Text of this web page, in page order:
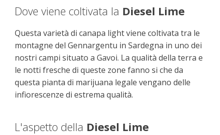
Dove viene coltivata la Diesel Lime
Questa varietà di canapa light viene coltivata tra le
montagne del Gennargentu in Sardegna in uno dei
nostri campi situato a Gavoi. La qualità della terra e
le notti fresche di queste zone fanno si che da
questa pianta di marijuana legale vengano delle
infiorescenze di estrema qualità.
L'aspetto della Diesel Lime